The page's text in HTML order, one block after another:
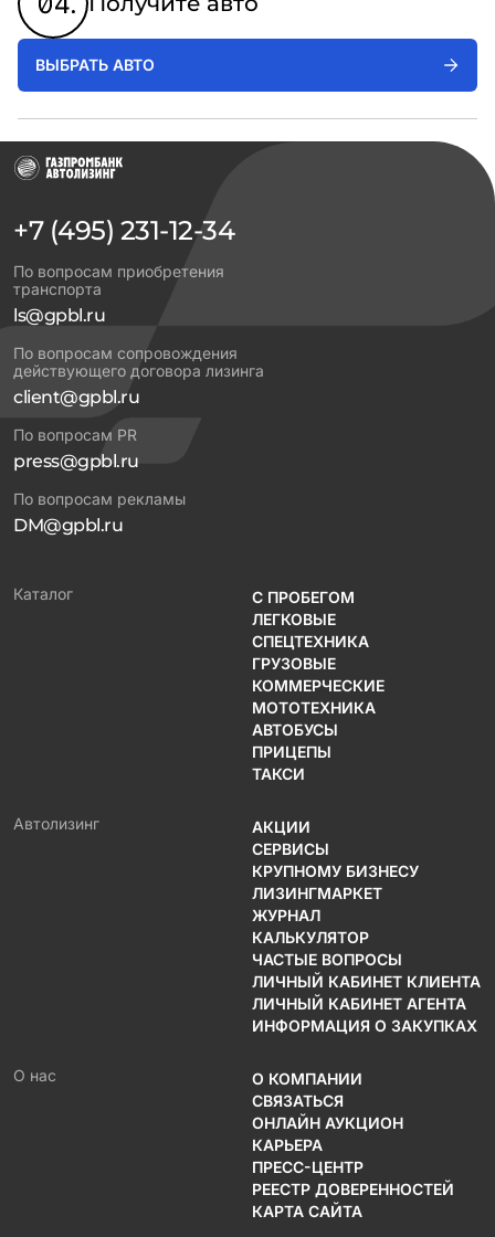
ВЫБРАТЬ АВТО
+7 (495) 231-12-34
По вопросам приобретения
транспорта
ls@gpbl.ru
По вопросам сопровождения
действующего договора лизинга
client@gpbl.ru
По вопросам PR
press@gpbl.ru
По вопросам рекламы
DM@gpbl.ru
Каталог
С ПРОБЕГОМ
ЛЕГКОВЫЕ
СПЕЦТЕХНИКА
ГРУЗОВЫЕ
КОММЕРЧЕСКИЕ
МОТОТЕХНИКА
АВТОБУСЫ
ПРИЦЕПЫ
ТАКСИ
Автолизинг
АКЦИИ
СЕРВИСЫ
КРУПНОМУ БИЗНЕСУ
ЛИЗИНГМАРКЕТ
ЖУРНАЛ
КАЛЬКУЛЯТОР
ЧАСТЫЕ ВОПРОСЫ
ЛИЧНЫЙ КАБИНЕТ КЛИЕНТА
ЛИЧНЫЙ КАБИНЕТ АГЕНТА
ИНФОРМАЦИЯ О ЗАКУПКАХ
О нас
О КОМПАНИИ
СВЯЗАТЬСЯ
ОНЛАЙН АУКЦИОН
КАРЬЕРА
ПРЕСС-ЦЕНТР
РЕЕСТР ДОВЕРЕННОСТЕЙ
КАРТА САЙТА